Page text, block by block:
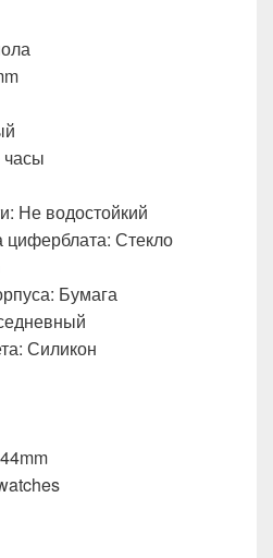
Не водостойкий
Стекло
Бумага
Силикон